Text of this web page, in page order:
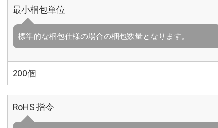
最小梱包単位
標準的な梱包仕様の場合の梱包数量となります。
200個
RoHS 指令